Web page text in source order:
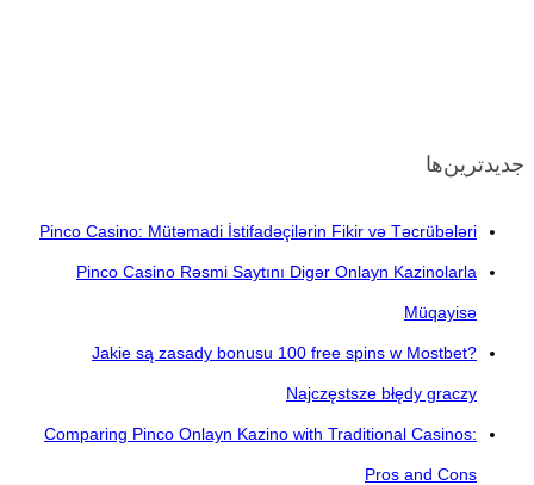
جدیدترین‌ها
Pinco Casino: Mütəmadi İstifadəçilərin Fikir və Təcrübələri
Pinco Casino Rəsmi Saytını Digər Onlayn Kazinolarla
Müqayisə
Jakie są zasady bonusu 100 free spins w Mostbet?
Najczęstsze błędy graczy
Comparing Pinco Onlayn Kazino with Traditional Casinos:
Pros and Cons